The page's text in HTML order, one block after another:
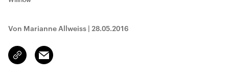
Von Marianne Allweiss | 28.05.2016
Link
kopieren/teilen
Email